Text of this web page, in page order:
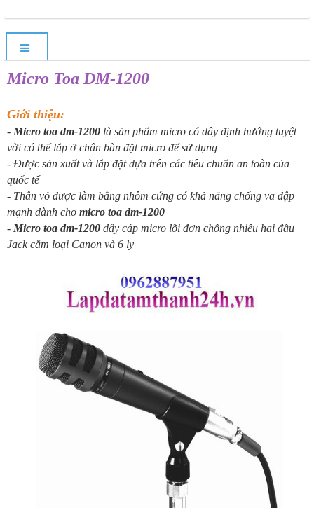
Micro Toa DM-1200
Giới thiệu:
- Micro toa dm-1200 là sản phẩm micro có dây định hướng tuyệt
vời có thể lắp ở chân bàn đặt micro để sử dụng
- Được sản xuất và lắp đặt dựa trên các tiêu chuẩn an toàn của
quốc tế
- Thân vỏ được làm bằng nhôm cứng có khả năng chống va đập
mạnh dành cho micro toa dm-1200
- Micro toa dm-1200 dây cáp micro lõi đơn chống nhiễu hai đầu
Jack cắm loại Canon và 6 ly